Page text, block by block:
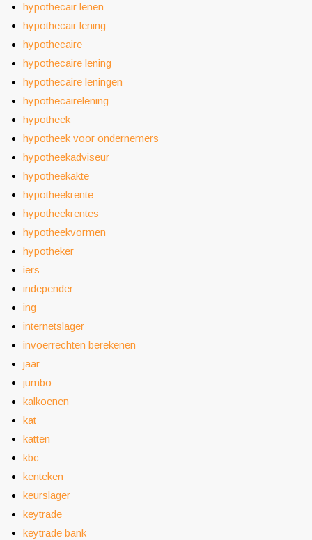
hypothecair lenen
hypothecair lening
hypothecaire
hypothecaire lening
hypothecaire leningen
hypothecairelening
hypotheek
hypotheek voor ondernemers
hypotheekadviseur
hypotheekakte
hypotheekrente
hypotheekrentes
hypotheekvormen
hypotheker
iers
independer
ing
internetslager
invoerrechten berekenen
jaar
jumbo
kalkoenen
kat
katten
kbc
kenteken
keurslager
keytrade
keytrade bank